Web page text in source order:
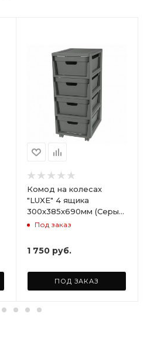
Комод на колесах
"LUXE" 4 ящика
300х385х690мм (Серый)
ARD258086
Под заказ
1 750 руб.
ПОД ЗАКАЗ